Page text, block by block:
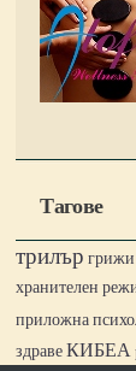
Тагове
трилър грижи
хранителен
приложна
здравеКИБЕА